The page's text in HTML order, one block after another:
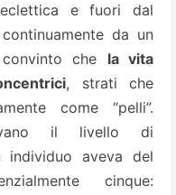
e fuori dal
da un
che la vita
, strati che
come “pelli”.
il livello di
individuo aveva del
cinque: